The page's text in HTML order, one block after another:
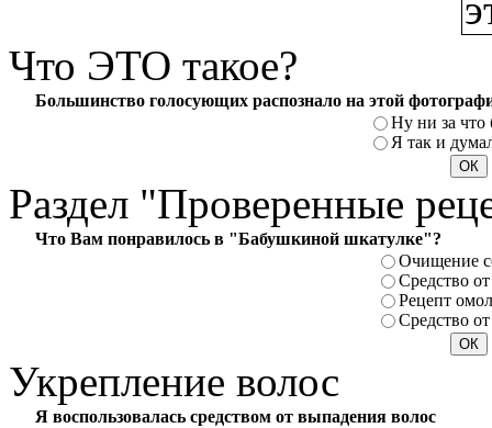
Что ЭТО такое?
Большинство голосующих распознало на этой
Ну ни за что
Я так и
Раздел "Проверенные
Что Вам понравилось в "Бабушкиной шкатулке"?
Очищение
Средство
Рецепт
Средство
Укрепление волос
Я воспользовалась средством от выпадения волос